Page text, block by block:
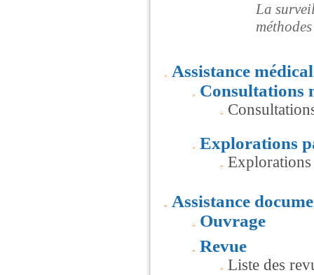
La
Assistance
Consultations
Explorations
Assistance
Ouvrage
Revue
Liste des